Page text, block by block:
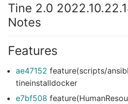
Tine 2.0
Notes
Features
ae47152 feature(scripts/
tineinstalldocker
e7bf508